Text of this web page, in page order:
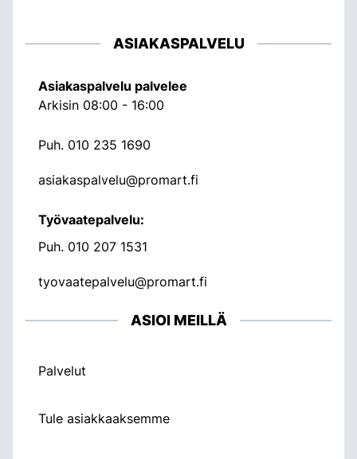
ASIAKASPALVELU
Asiakaspalvelu palvelee
Arkisin 08:00 - 16:00
Puh. 010 235 1690
asiakaspalvelu@promart.fi
Työvaatepalvelu:
Puh. 010 207 1531
tyovaatepalvelu@promart.fi
ASIOI MEILLÄ
Palvelut
Tule asiakkaaksemme